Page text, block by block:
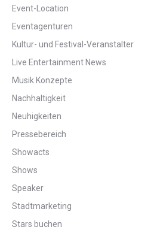
Event-Location
Eventagenturen
Kultur- und Festival-Veranstalter
Live Entertainment News
Musik Konzepte
Nachhaltigkeit
Neuhigkeiten
Pressebereich
Showacts
Shows
Speaker
Stadtmarketing
Stars buchen